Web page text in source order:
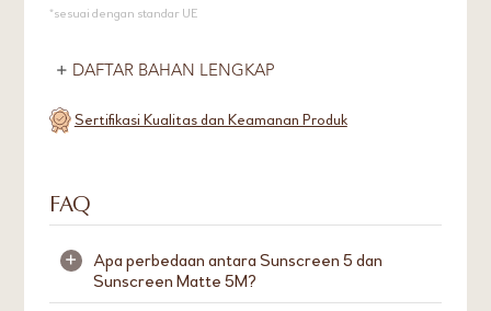
*sesuai dengan standar UE
DAFTAR BAHAN LENGKAP
Sertifikasi Kualitas dan Keamanan Produk
FAQ
+
Apa perbedaan antara Sunscreen 5 dan
Sunscreen Matte 5M?